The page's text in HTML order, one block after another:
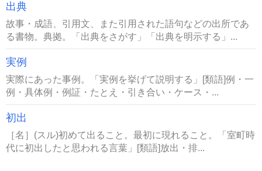
出典
故事・成語、引用文、また引用された語句などの出所であ
る書物。典拠。「出典をさがす」「出典を明示する」...
実例
実際にあった事例。「実例を挙げて説明する」[類語]例・一
例・具体例・例証・たとえ・引き合い・ケース・...
初出
［名］(スル)初めて出ること。最初に現れること。「室町時
代に初出したと思われる言葉」[類語]放出・排...